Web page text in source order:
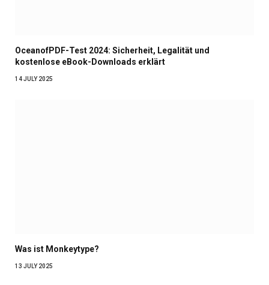
OceanofPDF-Test 2024: Sicherheit, Legalität und
kostenlose eBook-Downloads erklärt
14 JULY 2025
Was ist Monkeytype?
13 JULY 2025